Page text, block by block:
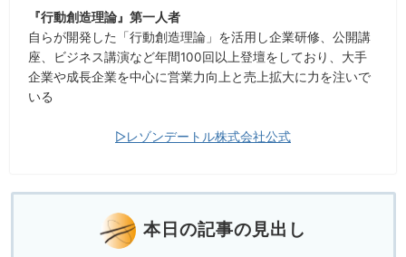
『行動創造理論』第一人者
自らが開発した「行動創造理論」を活用し企業研修、公開講
座、ビジネス講演など年間100回以上登壇をしており、大手
企業や成長企業を中心に営業力向上と売上拡大に力を注いで
いる
▷レゾンデートル株式会社公式
本日の記事の見出し